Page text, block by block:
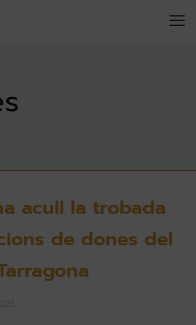
acull la trobada
de dones del